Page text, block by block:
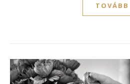
TOVÁBB